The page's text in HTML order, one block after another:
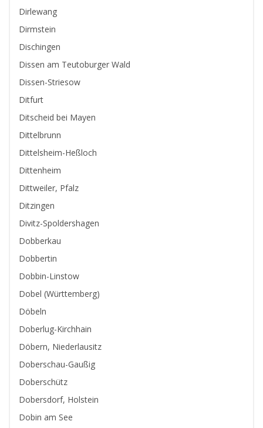
Dirlewang
Dirmstein
Dischingen
Dissen am Teutoburger Wald
Dissen-Striesow
Ditfurt
Ditscheid bei Mayen
Dittelbrunn
Dittelsheim-Heßloch
Dittenheim
Dittweiler, Pfalz
Ditzingen
Divitz-Spoldershagen
Dobberkau
Dobbertin
Dobbin-Linstow
Dobel (Württemberg)
Döbeln
Doberlug-Kirchhain
Döbern, Niederlausitz
Doberschau-Gaußig
Doberschütz
Dobersdorf, Holstein
Dobin am See